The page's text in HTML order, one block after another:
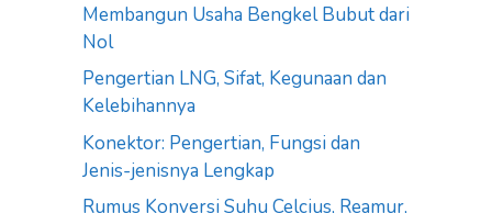
Membangun Usaha Bengkel Bubut dari
Nol
Pengertian LNG, Sifat, Kegunaan dan
Kelebihannya
Konektor: Pengertian, Fungsi dan
Jenis-jenisnya Lengkap
Rumus Konversi Suhu Celcius, Reamur,